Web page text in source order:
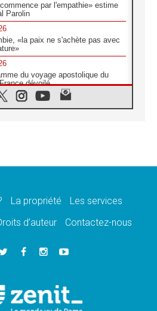
par l'empathie» estime
Parolin
«la paix ne s'achète pas avec
du voyage apostolique du
dévoilé
continentale sur l'éducation
des «dix jours de prière pour la
des JMJ 2027 à Séoul: «c'est
et confucéens: respect et sagesse
les «défis urgents»
La propriété
Les services
d’auteur Contactez-nous